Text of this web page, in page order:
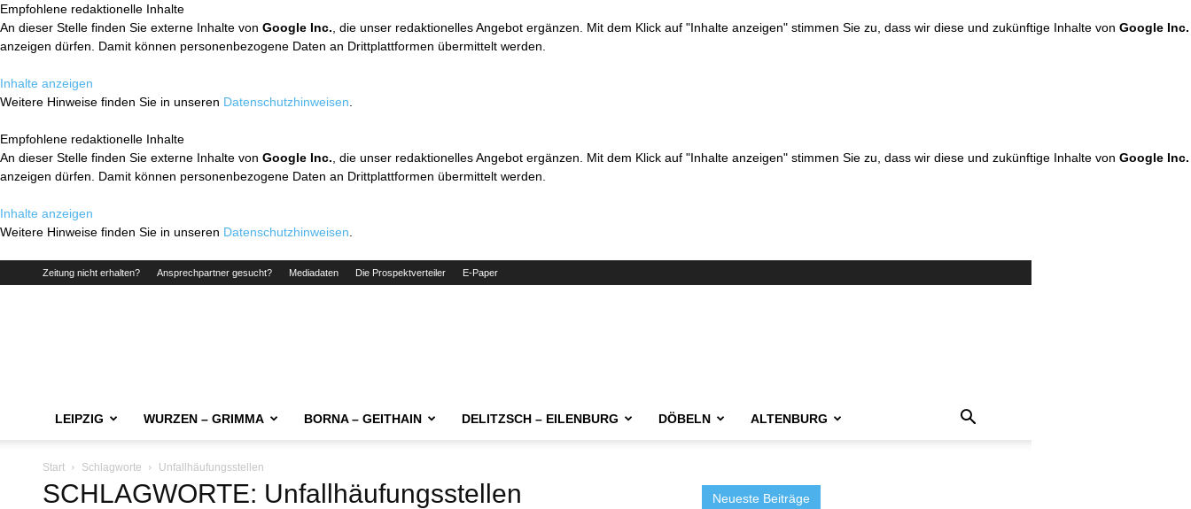
Empfohlene redaktionelle Inhalte
An dieser Stelle finden Sie externe Inhalte von Google Inc. , die unser redaktionelles Angebot ergänzen. Mit dem Klick auf "Inhalte anzeigen" stimmen Sie zu, dass wir diese und zukünftige Inhalte von Google Inc.
anzeigen dürfen. Damit können personenbezogene Daten an Drittplattformen übermittelt werden.
Inhalte anzeigen
Weitere Hinweise finden Sie in unseren Datenschutzhinweisen
Empfohlene redaktionelle Inhalte
An dieser Stelle finden Sie externe Inhalte von Google Inc. , die unser redaktionelles Angebot ergänzen. Mit dem Klick auf "Inhalte anzeigen" stimmen Sie zu, dass wir diese und zukünftige Inhalte von Google Inc.
anzeigen dürfen. Damit können personenbezogene Daten an Drittplattformen übermittelt werden.
Inhalte anzeigen
Weitere Hinweise finden Sie in unseren Datenschutzhinweisen
Zeitung nicht erhalten? Ansprechpartner gesucht? Mediadaten Die Prospektverteiler E-Paper
LEIPZIG WURZEN – GRIMMA BORNA – GEITHAIN DELITZSCH – EILENBURG DÖBELN ALTENBURG
Start Schlagworte Unfallhäufungsstellen
SCHLAGWORTE: Unfallhäufungsstellen Neueste Beiträge